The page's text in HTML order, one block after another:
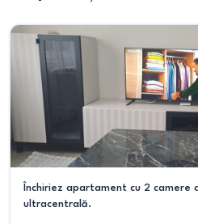
Închiriez apartament cu 2 camere
ultracentrală.